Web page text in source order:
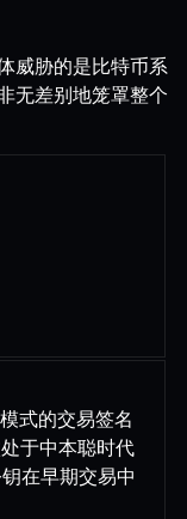
威胁的是比特币系
无差别地笼罩整个
式的交易签名
于中本聪时代
在早期交易中